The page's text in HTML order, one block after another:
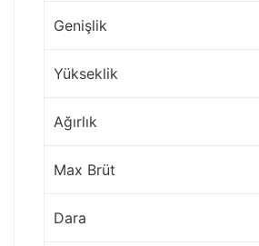
Genişlik
Yükseklik
Ağırlık
Max Brüt
Dara